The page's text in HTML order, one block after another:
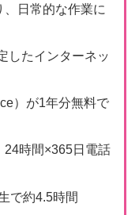
、日常的な作業に
したインターネッ
）が1年分無料で
24時間×365日電話
で約4.5時間